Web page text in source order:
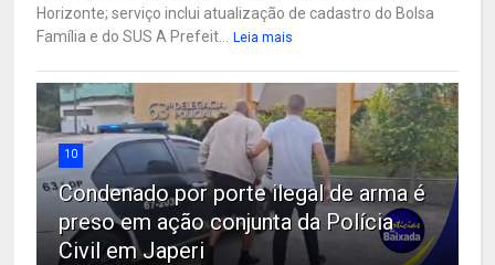
Horizonte; serviço inclui atualização de cadastro do Bolsa
Família e do SUS A Prefeit...
Leia mais
10
Condenado por porte ilegal de arma é
preso em ação conjunta da Polícia
Civil em Japeri